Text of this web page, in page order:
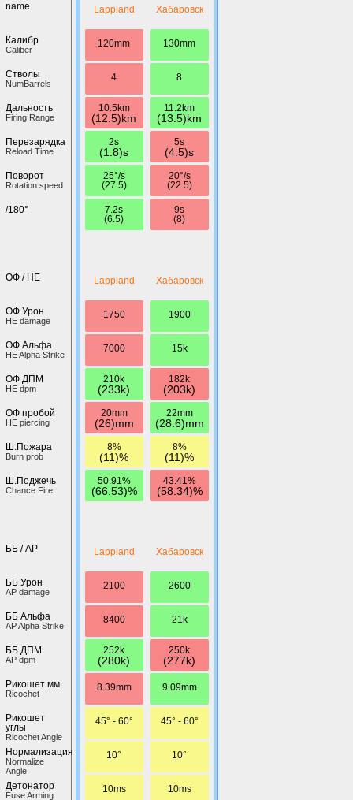
name
Калибр
Caliber
Стволы
NumBarrels
Дальность
Firing Range
Перезарядка
Reload Time
Поворот
Rotation speed
/180°
ОФ / HE
ОФ Урон
HE damage
ОФ Альфа
HE Alpha Strike
ОФ ДПМ
HE dpm
ОФ пробой
HE piercing
Ш.Пожара
Burn prob
Ш.Поджечь
Chance Fire
ББ / AP
ББ Урон
AP damage
ББ Альфа
AP Alpha Strike
ББ ДПМ
AP dpm
Рикошет мм
Ricochet
Рикошет
углы
Ricochet Angle
Нормализация
Normalize
Angle
Детонатор
Fuse Arming
Lappland
120mm
4
10.5km
(12.5)km
2s
(1.8)s
25°/s
(27.5)
7.2s
(6.5)
Lappland
1750
7000
210k
(233k)
20mm
(26)mm
8%
(11)%
50.91%
(66.53)%
Lappland
2100
8400
252k
(280k)
8.39mm
45° - 60°
10°
10ms
Хабаровск
130mm
8
11.2km
(13.5)km
5s
(4.5)s
20°/s
(22.5)
9s
(8)
Хабаровск
1900
15k
182k
(203k)
22mm
(28.6)mm
8%
(11)%
43.41%
(58.34)%
Хабаровск
2600
21k
250k
(277k)
9.09mm
45° - 60°
10°
10ms